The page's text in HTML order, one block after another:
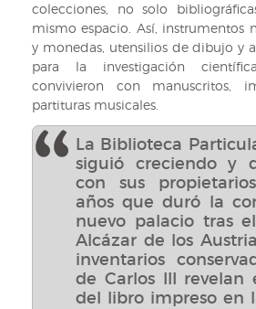
colecciones, no solo
mismo espacio. Así, instrumentos
y monedas, utensilios de dibujo y
para la investigación
convivieron con manuscritos,
partituras musicales.
La Biblioteca
siguió creciendo y
con sus
años que duró la
nuevo palacio tras
Alcázar de los
inventarios
de Carlos III revelan
del libro impreso en